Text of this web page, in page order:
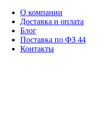
О компании
Доставка и оплата
Блог
Поставка по ФЗ 44
Контакты